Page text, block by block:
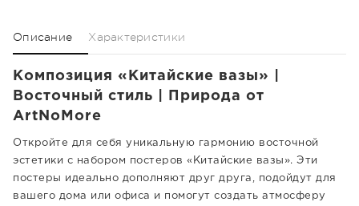
Описание Характеристики
Композиция «Китайские вазы» |
Восточный стиль | Природа от
ArtNoMore
Откройте для себя уникальную гармонию восточной
эстетики с набором постеров «Китайские вазы». Эти
постеры идеально дополняют друг друга, подойдут для
вашего дома или офиса и помогут создать атмосферу